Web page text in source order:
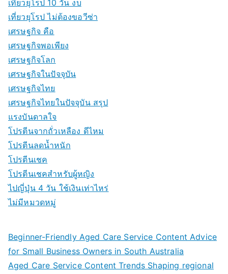
เที่ยวยุโรป 10 วัน งบ
เที่ยวยุโรป ไม่ต้องขอวีซ่า
เศรษฐกิจ คือ
เศรษฐกิจพอเพียง
เศรษฐกิจโลก
เศรษฐกิจในปัจจุบัน
เศรษฐกิจไทย
เศรษฐกิจไทยในปัจจุบัน สรุป
แรงบันดาลใจ
โปรตีนจากถั่วเหลือง ดีไหม
โปรตีนลดน้ำหนัก
โปรตีนเชค
โปรตีนเชคสำหรับผู้หญิง
ไปญี่ปุ่น 4 วัน ใช้เงินเท่าไหร่
ไม่มีหมวดหมู่
Beginner-Friendly Aged Care Service Content Advice
for Small Business Owners in South Australia
Aged Care Service Content Trends Shaping regional